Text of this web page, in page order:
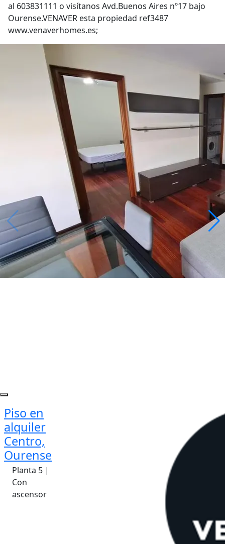
al 603831111 o visítanos Avd.Buenos Aires nº17 bajo
Ourense.VENAVER esta propiedad ref3487
www.venaverhomes.es;
Piso en
alquiler
Centro,
Ourense
Planta 5 |
Con
ascensor